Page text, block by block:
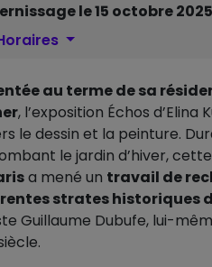
le 15 octobre
au terme de sa
, l’exposition Échos
le dessin et la peinture.
le jardin d’hiver,
a mené un travail de
strates historiques
Guillaume Dubufe, lui-